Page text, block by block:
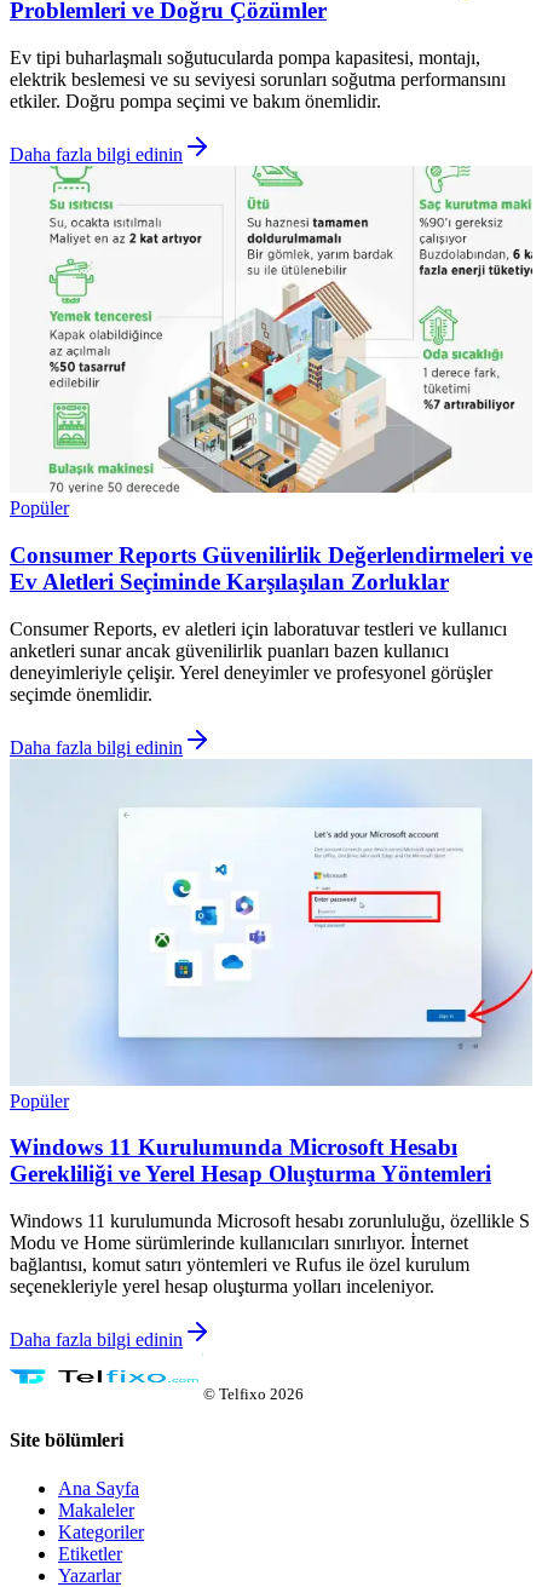
Problemleri ve Doğru Çözümler
Ev tipi buharlaşmalı soğutucularda pompa kapasitesi, montajı,
elektrik beslemesi ve su seviyesi sorunları soğutma performansını
etkiler. Doğru pompa seçimi ve bakım önemlidir.
Daha fazla bilgi edinin
Popüler
Consumer Reports Güvenilirlik Değerlendirmeleri ve
Ev Aletleri Seçiminde Karşılaşılan Zorluklar
Consumer Reports, ev aletleri için laboratuvar testleri ve kullanıcı
anketleri sunar ancak güvenilirlik puanları bazen kullanıcı
deneyimleriyle çelişir. Yerel deneyimler ve profesyonel görüşler
seçimde önemlidir.
Daha fazla bilgi edinin
Popüler
Windows 11 Kurulumunda Microsoft Hesabı
Gerekliliği ve Yerel Hesap Oluşturma Yöntemleri
Windows 11 kurulumunda Microsoft hesabı zorunluluğu, özellikle S
Modu ve Home sürümlerinde kullanıcıları sınırlıyor. İnternet
bağlantısı, komut satırı yöntemleri ve Rufus ile özel kurulum
seçenekleriyle yerel hesap oluşturma yolları inceleniyor.
Daha fazla bilgi edinin
© Telfixo 2026
Site bölümleri
Ana Sayfa
Makaleler
Kategoriler
Etiketler
Yazarlar